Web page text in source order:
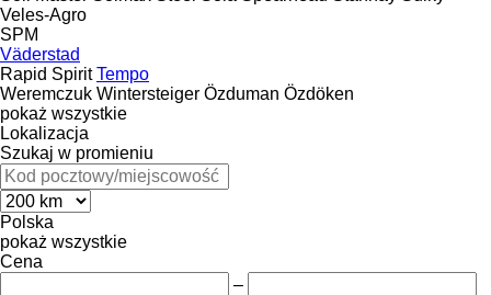
Veles-Agro
SPM
Väderstad
Rapid Spirit Tempo
Weremczuk Wintersteiger Özduman Özdöken
pokaż wszystkie
Lokalizacja
Szukaj w promieniu
Polska
pokaż wszystkie
Cena
–